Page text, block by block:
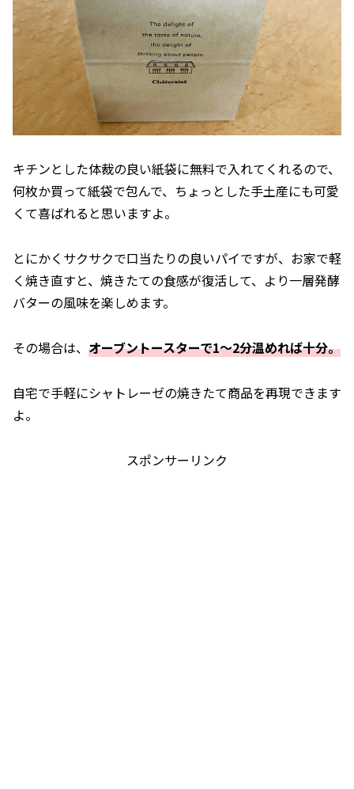
キチンとした体裁の良い紙袋に無料で入れてくれるので、
何枚か買って紙袋で包んで、ちょっとした手土産にも可愛
くて喜ばれると思いますよ。
とにかくサクサクで口当たりの良いパイですが、お家で軽
く焼き直すと、焼きたての食感が復活して、より一層発酵
バターの風味を楽しめます。
その場合は、 オーブントースターで1～2分温めれば十分。
自宅で手軽にシャトレーゼの焼きたて商品を再現できます
よ。
スポンサーリンク